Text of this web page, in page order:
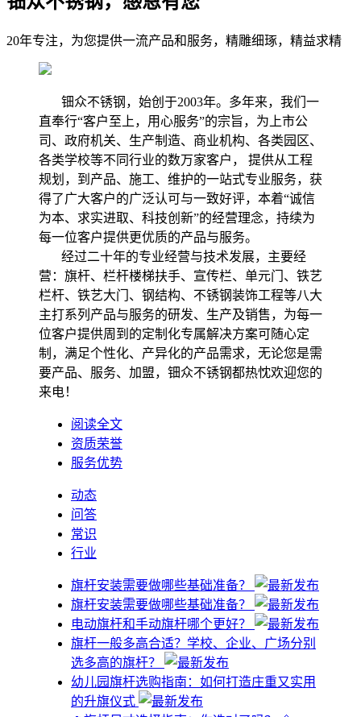
20年专注，为您提供一流产品和服务，精雕细琢，精益求精
钿众不锈钢，始创于2003年。多年来，我们一
直奉行“客户至上，用心服务”的宗旨，为上市公
司、政府机关、生产制造、商业机构、各类园区、
各类学校等不同行业的数万家客户， 提供从工程
规划，到产品、施工、维护的一站式专业服务，获
得了广大客户的广泛认可与一致好评，本着“诚信
为本、求实进取、科技创新”的经营理念，持续为
每一位客户提供更优质的产品与服务。
经过二十年的专业经营与技术发展，主要经
营：旗杆、栏杆楼梯扶手、宣传栏、单元门、铁艺
栏杆、铁艺大门、钢结构、不锈钢装饰工程等八大
主打系列产品与服务的研发、生产及销售，为每一
位客户提供周到的定制化专属解决方案可随心定
制，满足个性化、产异化的产品需求，无论您是需
要产品、服务、加盟，钿众不锈钢都热忱欢迎您的
来电！
阅读全文
资质荣誉
服务优势
动态
问答
常识
行业
旗杆安装需要做哪些基础准备？
旗杆安装需要做哪些基础准备？
电动旗杆和手动旗杆哪个更好？
旗杆一般多高合适？学校、企业、广场分别
选多高的旗杆？
幼儿园旗杆选购指南：如何打造庄重又实用
的升旗仪式